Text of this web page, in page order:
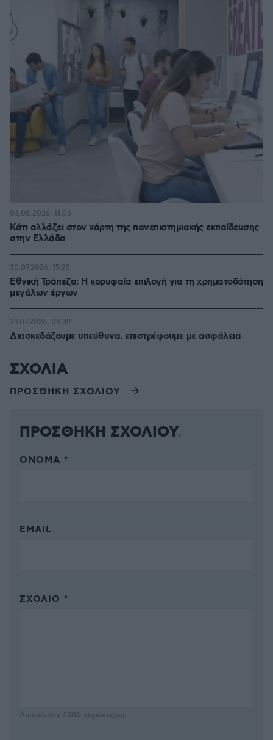
Κάτι αλλάζει στον χάρτη της πανεπιστημιακής εκπαίδευσης
στην Ελλάδα
03.08.2026, 11:06
Εθνική Τράπεζα: Η κορυφαία επιλογή για τη χρηματοδότηση
μεγάλων έργων
30.07.2026, 15:25
Διασκεδάζουμε υπεύθυνα, επιστρέφουμε με ασφάλεια
29.07.2026, 09:39
ΣΧΟΛΙΑ
ΠΡΟΣΘΗΚΗ ΣΧΟΛΙΟΥ
ΠΡΟΣΘΗΚΗ ΣΧΟΛΙΟΥ
ΌΝΟΜΑ *
EMAIL
ΣΧΌΛΙΟ *
Απομένουν 2500 χαρακτήρες